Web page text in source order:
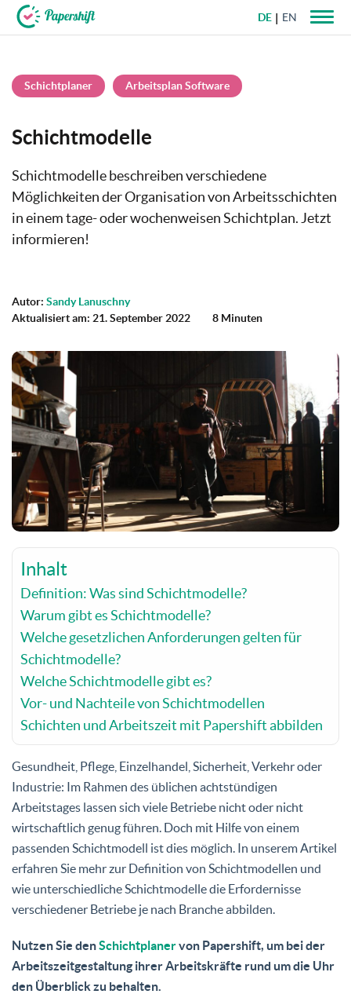
DE EN
Schichtplaner Arbeitsplan Software
Schichtmodelle
Schichtmodelle beschreiben verschiedene
Möglichkeiten der Organisation von Arbeitsschichten
in einem tage- oder wochenweisen Schichtplan. Jetzt
informieren!
Autor: Sandy Lanuschny
Aktualisiert am: 21. September 2022
8 Minuten
Inhalt
Definition: Was sind Schichtmodelle?
Warum gibt es Schichtmodelle?
Welche gesetzlichen Anforderungen gelten für
Schichtmodelle?
Welche Schichtmodelle gibt es?
Vor- und Nachteile von Schichtmodellen
Schichten und Arbeitszeit mit Papershift abbilden
Gesundheit, Pflege, Einzelhandel, Sicherheit, Verkehr oder
Industrie: Im Rahmen des üblichen achtstündigen
Arbeitstages lassen sich viele Betriebe nicht oder nicht
wirtschaftlich genug führen. Doch mit Hilfe von einem
passenden Schichtmodell ist dies möglich. In unserem Artikel
erfahren Sie mehr zur Definition von Schichtmodellen und
wie unterschiedliche Schichtmodelle die Erfordernisse
verschiedener Betriebe je nach Branche abbilden.
Nutzen Sie denSchichtplanervon Papershift, um bei der
Arbeitszeitgestaltung ihrer Arbeitskräfte rund um die Uhr
den Überblick zu behalten.